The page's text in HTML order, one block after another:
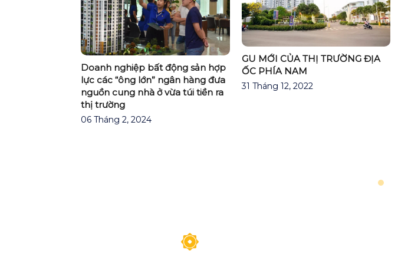
Doanh nghiệp bất động sản hợp
lực các “ông lớn” ngân hàng đưa
nguồn cung nhà ở vừa túi tiền ra
thị trường
06 Tháng 2, 2024
GU MỚI CỦA THỊ TRƯỜNG ĐỊA
ỐC PHÍA NAM
31 Tháng 12, 2022